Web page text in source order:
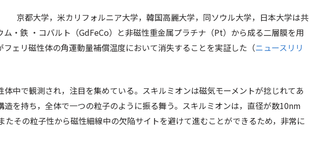
京都大学，米カリフォルニア大学，韓国高麗大学，同ソウル大学，日本大学は共
・鉄 ・コバルト（GdFeCo）と非磁性重金属プラチナ（Pt）から成る二層膜を用
ェリ磁性体の角運動量補償温度において消失することを実証した（ニュースリリ
中で観測され，注目を集めている。スキルミオンは磁気モーメントが捻じれてあ
造を持ち，全体で一つの粒子のように振る舞う。スキルミオンは，直径が数10nm
その粒子性から磁性細線中の欠陥サイトを避けて進むことができるため，非常に